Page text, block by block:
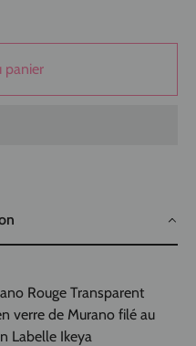
panier
Rouge Transparent
verre de Murano filé au
Labelle Ikeya